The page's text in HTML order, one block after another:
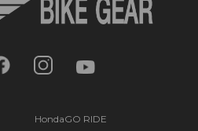
HondaGO RIDE